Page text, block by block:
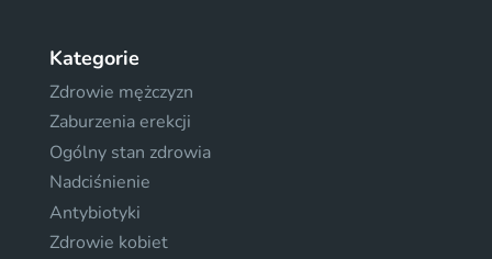
Kategorie
Zdrowie mężczyzn
Zaburzenia erekcji
Ogólny stan zdrowia
Nadciśnienie
Antybiotyki
Zdrowie kobiet